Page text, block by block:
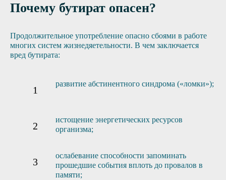
Почему бутират опасен?
Продолжительное употребление опасно сбоями в работе
многих систем жизнедяетельности. В чем заключается
вред бутирата:
развитие абстинентного синдрома («ломки»);
истощение энергетических ресурсов
организма;
ослабевание способности запоминать
прошедшие события вплоть до провалов в
памяти;